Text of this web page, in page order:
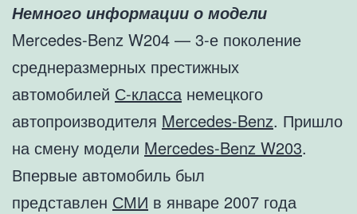
Немного информации о модели
Mercedes-Benz W204 — 3-е поколение
среднеразмерных престижных
автомобилей С-класса немецкого
автопроизводителя Mercedes-Benz. Пришло
на смену модели Mercedes-Benz W203.
Впервые автомобиль был
представлен СМИ в январе 2007 года